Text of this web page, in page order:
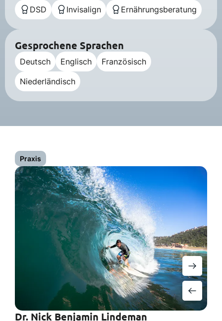
DSD Invisalign Ernährungsberatung
Gesprochene Sprachen
Deutsch Englisch
Französisch
Niederländisch
Praxis
Dr. Nick Benjamin Lindeman